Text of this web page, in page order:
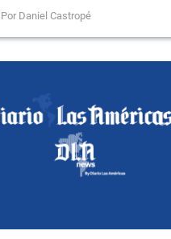
Por Daniel Castropé